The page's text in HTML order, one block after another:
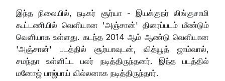
இந்த நிலையில், நடிகர் சூர்யா - இயக்குநர் லிங்குசாமி
கூட்டணியில் வெளியான 'அஞ்சான்' திரைப்படம் மீண்டும்
வெளியாக உள்ளது. கடந்த 2014 ஆம் ஆண்டு வெளியான
'அஞ்சான்' படத்தில் சூர்யாவுடன், வித்யூத் ஜாம்வால்,
சமந்தா உள்ளிட்ட பலர் நடித்திருந்தனர். இந்த படத்தில்
மனோஜ் பாஜ்பாய் வில்லனாக நடித்திருந்தார்.